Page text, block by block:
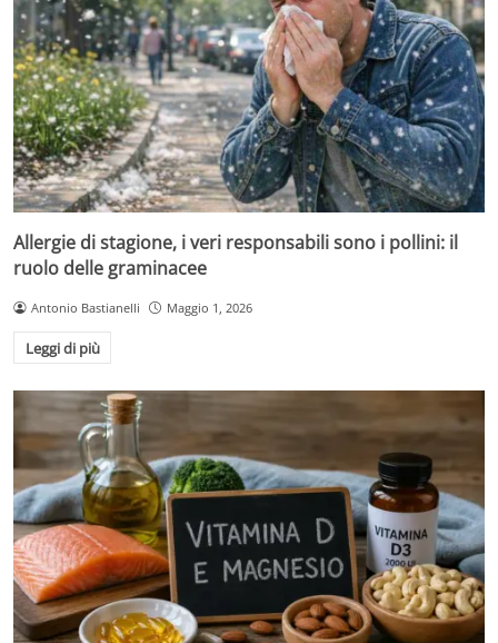
Allergie di stagione, i veri responsabili sono i pollini: il
ruolo delle graminacee
Antonio Bastianelli Maggio 1, 2026
Leggi di più